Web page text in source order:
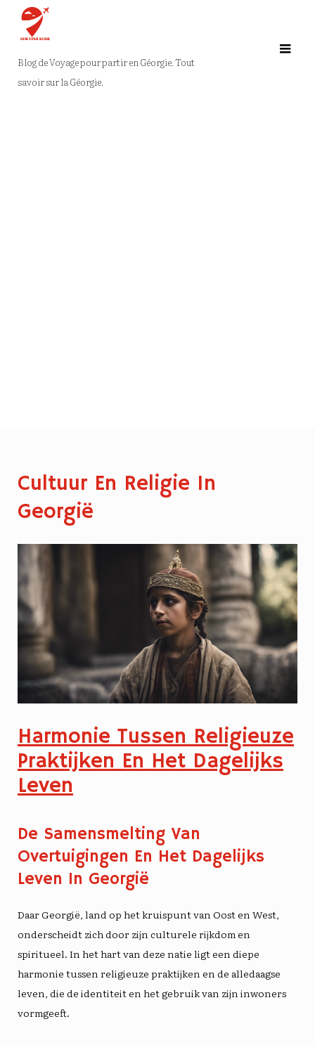
inhoudBlog de Voyage pour partir en Géorgie. Tout
savoir sur la Géorgie.
Cultuur En Religie In
Georgië
Harmonie Tussen Religieuze
Praktijken En Het Dagelijks
Leven
De Samensmelting Van
Overtuigingen En Het Dagelijks
Leven In Georgië
DaarGeorgië, land op het kruispunt van Oost en West,
onderscheidt zich door zijn culturele rijkdomen
spiritueel. In het hart van deze natie ligt een diepe
harmonie tussen religieuze praktijken en de alledaagse
leven, die de identiteit en het gebruik van zijn inwoners
vormgeeft.